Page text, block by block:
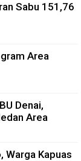
Sabu 151,76
Area
Denai,
Area
Warga Kapuas